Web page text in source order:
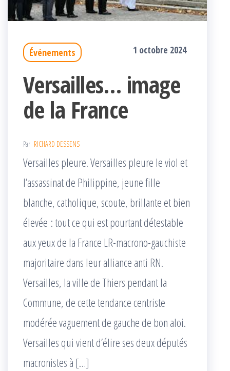
Événements 1 octobre 2024
Versailles… image
de la France
Par RICHARD DESSENS
Versailles pleure. Versailles pleure le viol et
l’assassinat de Philippine, jeune fille
blanche, catholique, scoute, brillante et bien
élevée : tout ce qui est pourtant détestable
aux yeux de la France LR-macrono-gauchiste
majoritaire dans leur alliance anti RN.
Versailles, la ville de Thiers pendant la
Commune, de cette tendance centriste
modérée vaguement de gauche de bon aloi.
Versailles qui vient d’élire ses deux députés
macronistes à […]